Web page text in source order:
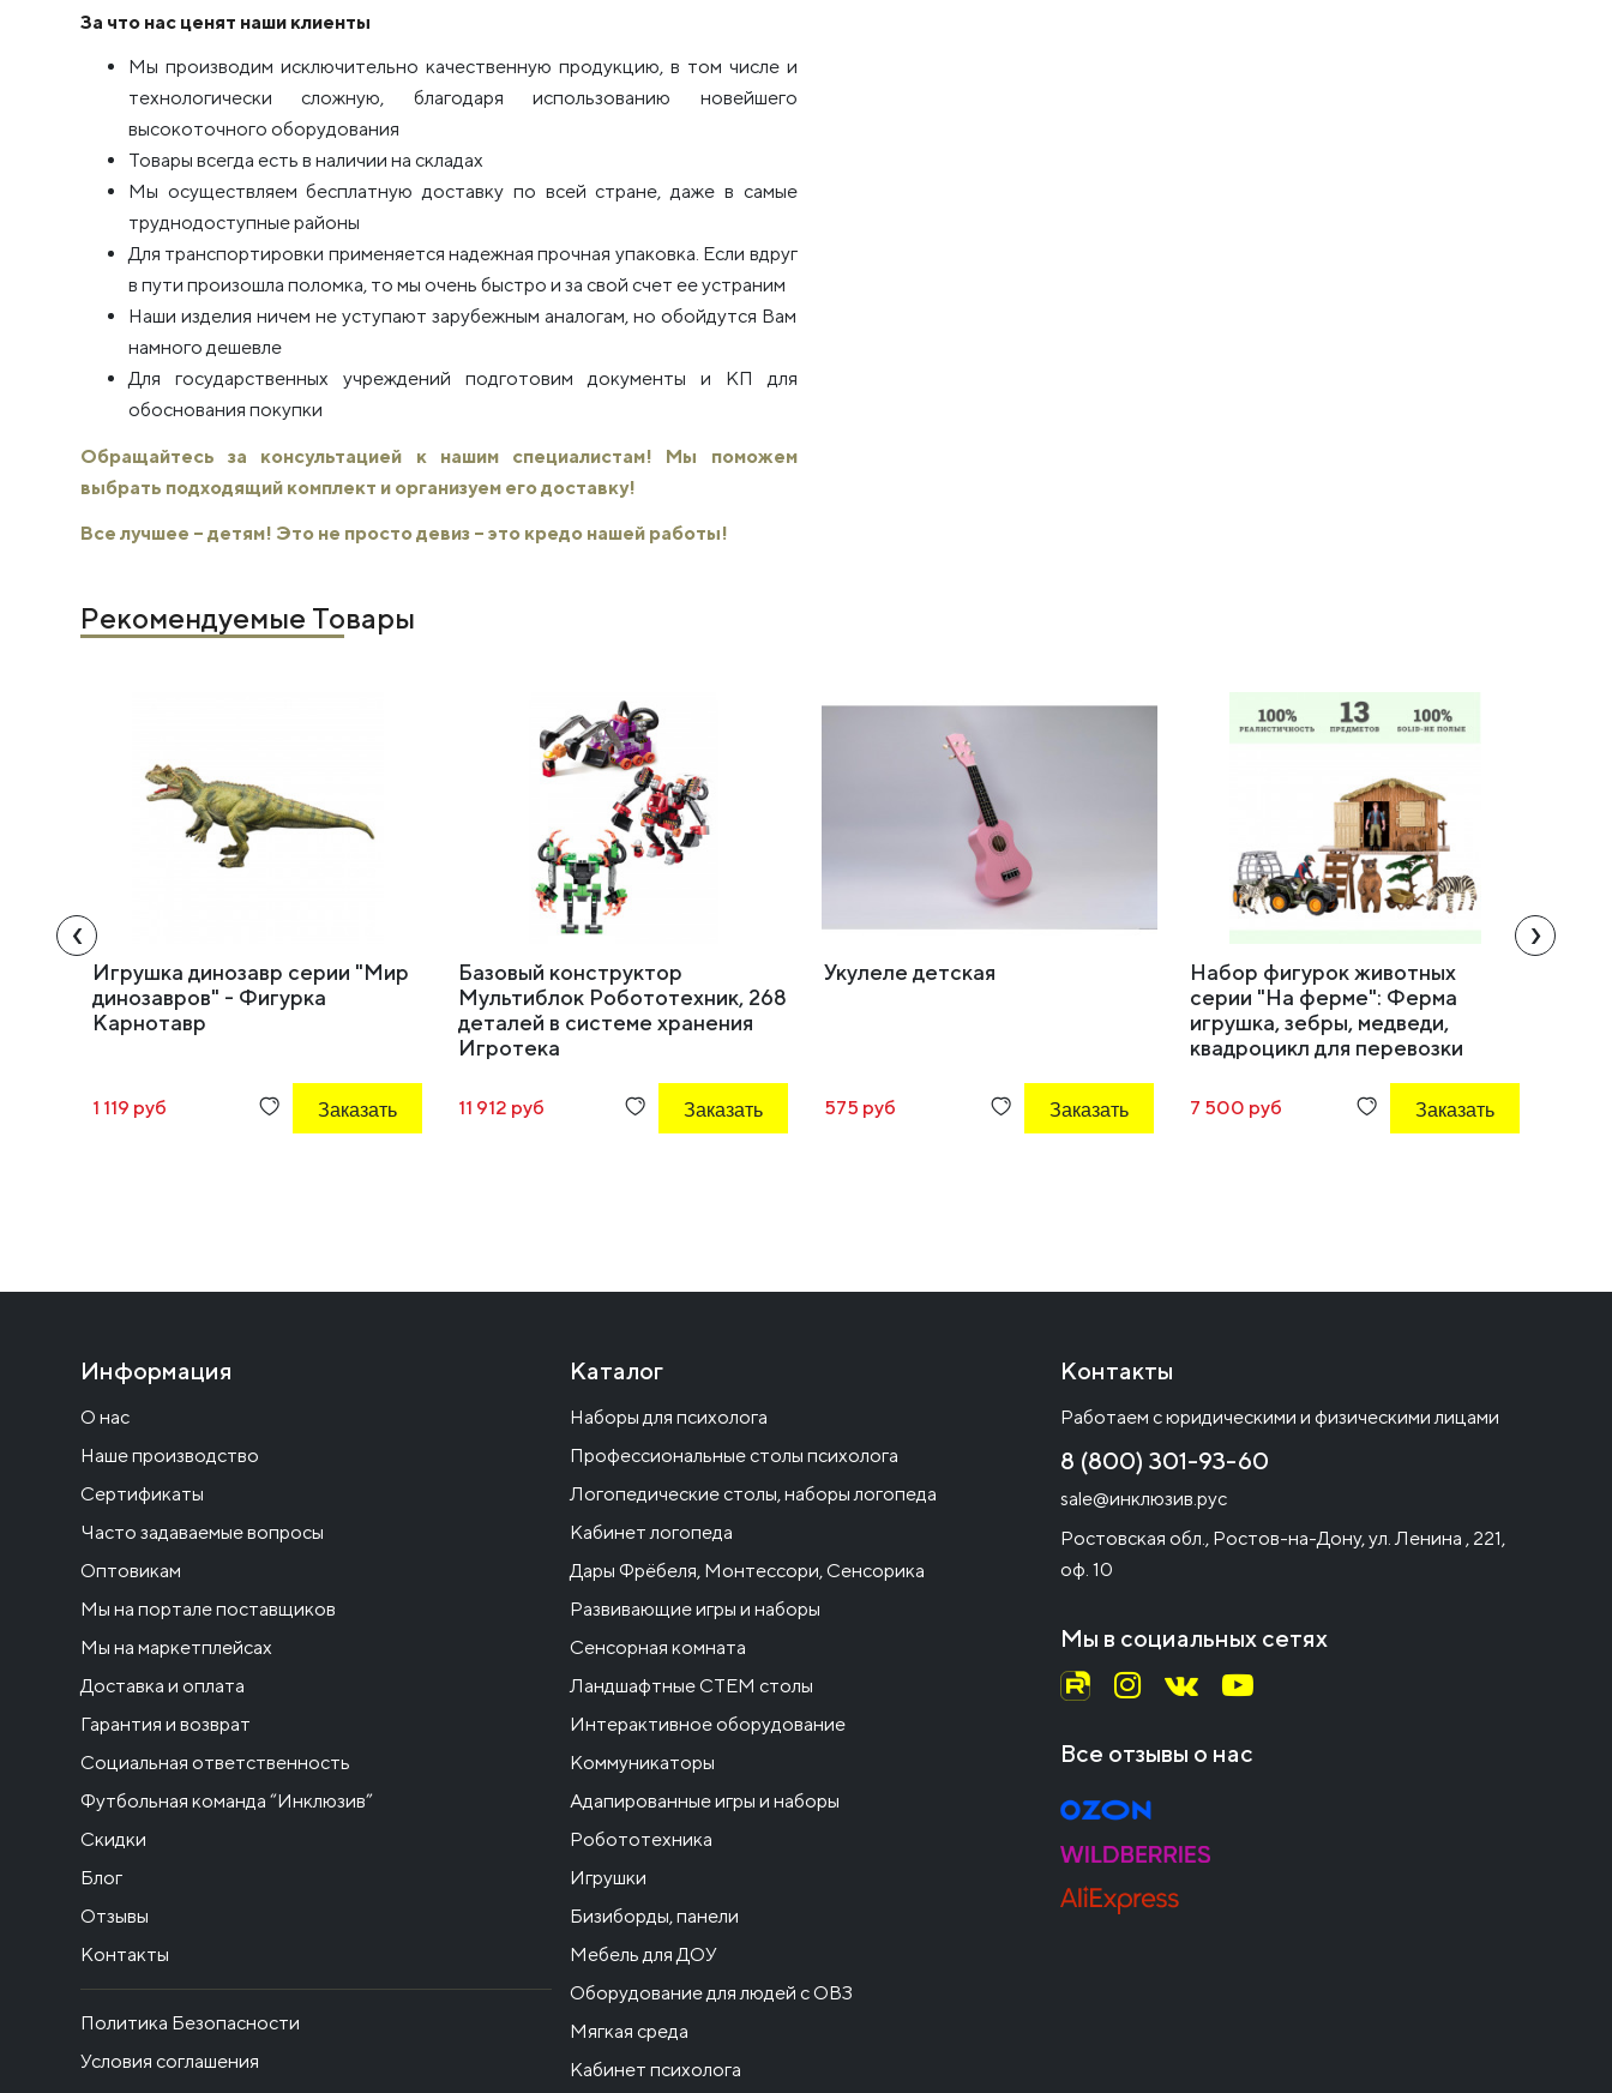
За что нас ценят наши клиенты
Мы производим исключительно качественную продукцию, в том числе и
технологически сложную, благодаря использованию новейшего
высокоточного оборудования
Товары всегда есть в наличии на складах
Мы осуществляем бесплатную доставку по всей стране, даже в самые
труднодоступные районы
Для транспортировки применяется надежная прочная упаковка. Если вдруг
в пути произошла поломка, то мы очень быстро и за свой счет ее устраним
Наши изделия ничем не уступают зарубежным аналогам, но обойдутся Вам
намного дешевле
Для государственных учреждений подготовим документы и КП для
обоснования покупки
Обращайтесь за консультацией к нашим специалистам! Мы поможем
выбрать подходящий комплект и организуем его доставку!
Все лучшее – детям! Это не просто девиз – это кредо нашей работы!
Рекомендуемые Товары
Игрушка динозавр серии "Мир
динозавров" - Фигурка
Карнотавр
1 119 руб Заказать
Базовый конструктор
Мультиблок Робототехник, 268
деталей в системе хранения
Игротека
11 912 руб Заказать
Укулеле детская
575 руб Заказать
Набор фигурок животных
cерии "На ферме": Ферма
игрушка, зебры, медведи,
квадроцикл для перевозки
13предметов
7 500 руб Заказать
‹ ›
Информация
О нас
Наше производство
Сертификаты
Часто задаваемые вопросы
Оптовикам
Мы на портале поставщиков
Мы на маркетплейсах
Доставка и оплата
Гарантия и возврат
Социальная ответственность
Футбольная команда “Инклюзив”
Скидки
Блог
Отзывы
Контакты
Политика Безопасности
Условия соглашения
Каталог
Наборы для психолога
Профессиональные столы психолога
Логопедические столы, наборы логопеда
Кабинет логопеда
Дары Фрёбеля, Монтессори, Сенсорика
Развивающие игры и наборы
Сенсорная комната
Ландшафтные СТЕМ столы
Интерактивное оборудование
Коммуникаторы
Адапированные игры и наборы
Робототехника
Игрушки
Бизиборды, панели
Мебель для ДОУ
Оборудование для людей с ОВЗ
Мягкая среда
Кабинет психолога
Контакты
Работаем с юридическими и физическими лицами
8 (800) 301-93-60
sale@инклюзив.рус
Ростовская обл., Ростов-на-Дону, ул. Ленина , 221,
оф. 10
Мы в социальных сетях
Все отзывы о нас